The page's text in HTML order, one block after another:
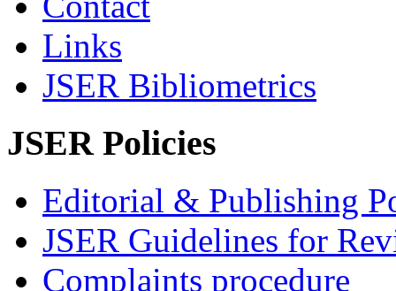
Links
JSER Bibliometrics
JSER Policies
Editorial & Publishing
JSER Guidelines for
Complaints procedure